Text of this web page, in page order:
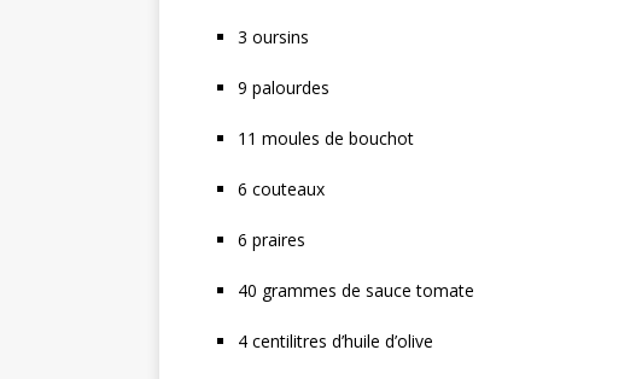
3 oursins
9 palourdes
11 moules de bouchot
6 couteaux
6 praires
40 grammes de sauce tomate
4 centilitres d’huile d’olive